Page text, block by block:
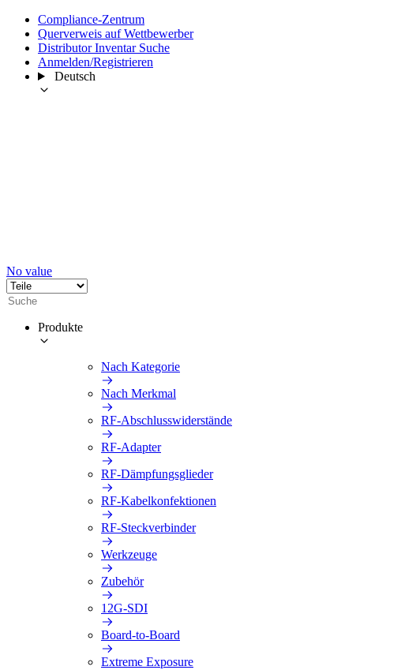
Compliance-Zentrum
Querverweis auf Wettbewerber
Distributor Inventar Suche
Anmelden/Registrieren
Deutsch
No value
Produkte
Nach Kategorie
Nach Merkmal
RF-Abschlusswiderstände
RF-Adapter
RF-Dämpfungsglieder
RF-Kabelkonfektionen
RF-Steckverbinder
Werkzeuge
Zubehör
12G-SDI
Board-to-Board
Extreme Exposure